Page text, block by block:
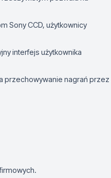
Sony CCD, użytkownicy
interfejs użytkownika
przechowywanie nagrań przez